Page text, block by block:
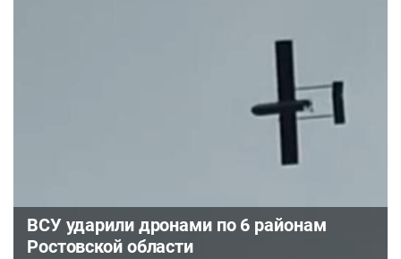
ВСУ ударили дронами по 6 районам
Ростовской области